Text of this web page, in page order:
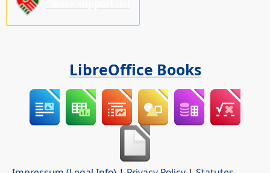
LibreOffice Books